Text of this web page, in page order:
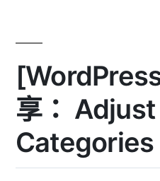
享：
Categories